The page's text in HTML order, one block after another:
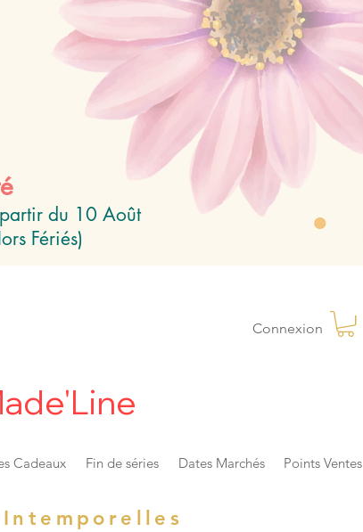
du 10 Août
Fériés)
Connexion
Cadeaux Fin de séries Dates Marchés Points Ventes